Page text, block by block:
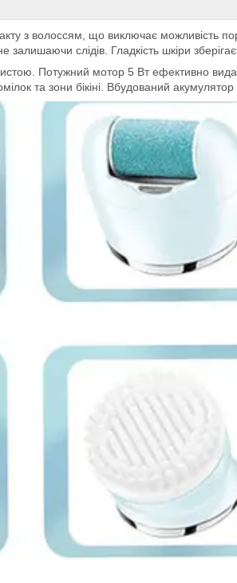
з волоссям, що виключає можливість
слідів. Гладкість шкіри
Потужний мотор 5 Вт ефективно
та зони бікіні. Вбудований